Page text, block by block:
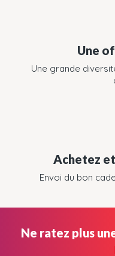
Une
Une grande
Achetez
Envoi du bon
Ne ratez plus